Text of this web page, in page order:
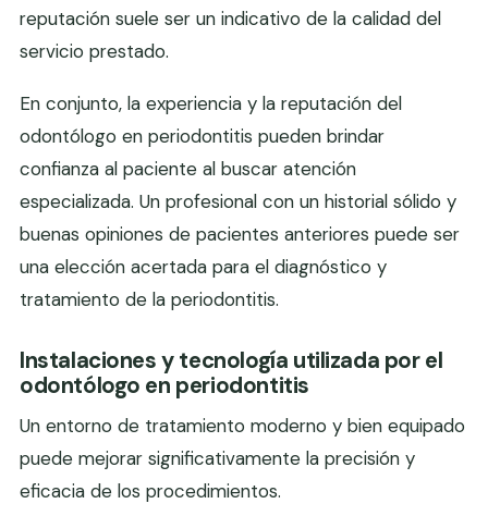
reputación suele ser un indicativo de la calidad del
servicio prestado.
En conjunto, la experiencia y la reputación del
odontólogo en periodontitis pueden brindar
confianza al paciente al buscar atención
especializada. Un profesional con un historial sólido y
buenas opiniones de pacientes anteriores puede ser
una elección acertada para el diagnóstico y
tratamiento de la periodontitis.
Instalaciones y tecnología utilizada por el
odontólogo en periodontitis
Un entorno de tratamiento moderno y bien equipado
puede mejorar significativamente la precisión y
eficacia de los procedimientos.